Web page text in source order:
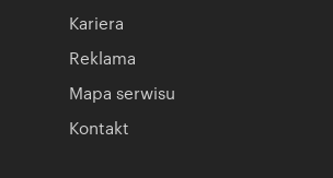
Kariera
Reklama
Mapa serwisu
Kontakt